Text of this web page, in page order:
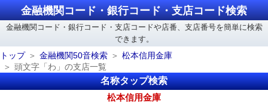
金融機関コード・銀行コード・支店コード検索
金融機関コード・銀行コード・支店コードや店番、支店番号を簡単に検索
できます。
トップ
金融機関50音検索
松本信用金庫
頭文字「わ」の支店一覧
名称タップ検索
松本信用金庫